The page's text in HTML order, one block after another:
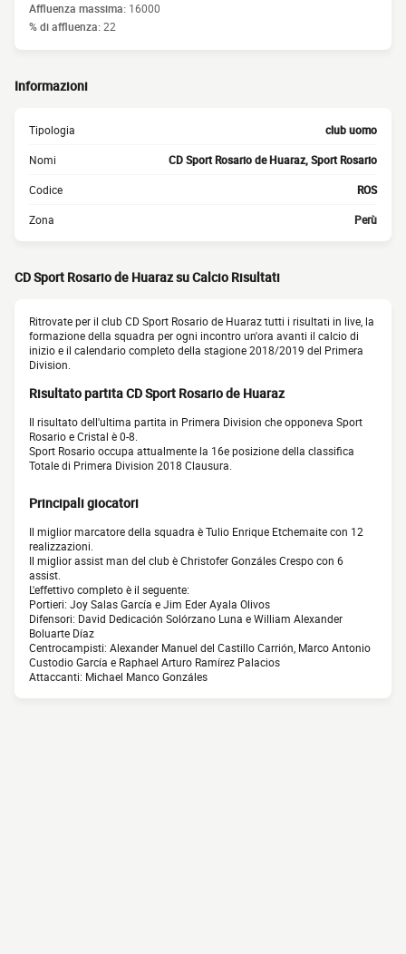
Affluenza massima: 16000
% di affluenza:22
Informazioni
Tipologia club uomo
Nomi CD Sport Rosario de Huaraz, Sport Rosario
Codice ROS
Zona Perù
CD Sport Rosario de Huaraz su Calcio Risultati
Ritrovate per il club CD Sport Rosario de Huaraz tutti i risultati in live, la
formazione della squadra per ogni incontro un'ora avanti il calcio di
inizio e il calendario completo della stagione 2018/2019 del Primera
Division.
Risultato partita CD Sport Rosario de Huaraz
Il risultato dell'ultima partita in Primera Division che opponeva Sport
Rosario e Cristal è 0-8.
Sport Rosario occupa attualmente la 16e posizione della classifica
Totale di Primera Division 2018 Clausura.
Principali giocatori
Il miglior marcatore della squadra è Tulio Enrique Etchemaite con 12
realizzazioni.
Il miglior assist man del club è Christofer Gonzáles Crespo con 6
assist.
L'effettivo completo è il seguente:
Portieri: Joy Salas García e Jim Eder Ayala Olivos
Difensori: David Dedicación Solórzano Luna e William Alexander
Boluarte Díaz
Centrocampisti: Alexander Manuel del Castillo Carrión, Marco Antonio
Custodio García e Raphael Arturo Ramírez Palacios
Attaccanti: Michael Manco Gonzáles